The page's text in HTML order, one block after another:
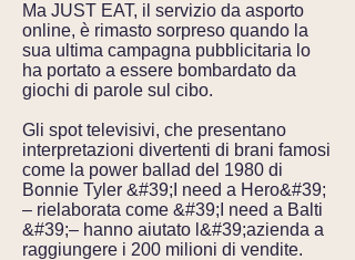
Ma JUST EAT, il servizio da asporto
online, è rimasto sorpreso quando la
sua ultima campagna pubblicitaria lo
ha portato a essere bombardato da
giochi di parole sul cibo.
Gli spot televisivi, che presentano
interpretazioni divertenti di brani famosi
come la power ballad del 1980 di
Bonnie Tyler &#39;I need a Hero&#39;
– rielaborata come &#39;I need a Balti
&#39;– hanno aiutato l&#39;azienda a
raggiungere i 200 milioni di vendite.